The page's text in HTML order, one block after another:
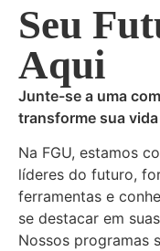
Seu
Aqui
Junte-se a uma
transforme sua vida
Na FGU, estamos
líderes do futuro,
ferramentas e
se destacar em
Nossos programas